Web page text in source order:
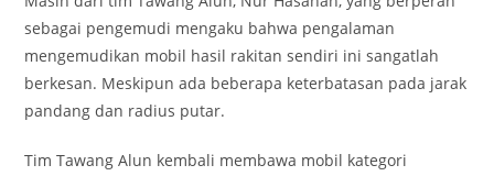
sebagai pengemudi mengaku bahwa pengalaman
mengemudikan mobil hasil rakitan sendiri ini sangatlah
berkesan. Meskipun ada beberapa keterbatasan pada jarak
pandang dan radius putar.
Tim Tawang Alun kembali membawa mobil kategori